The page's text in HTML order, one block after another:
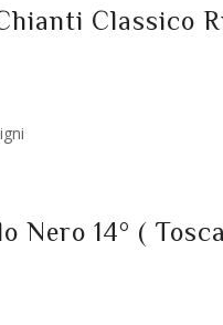
Classico
Nero 14° (